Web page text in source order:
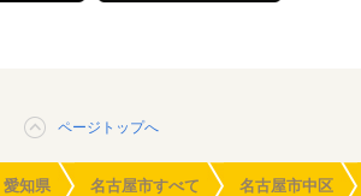
ページトップへ
愛知県 名古屋市すべて 名古屋市中区